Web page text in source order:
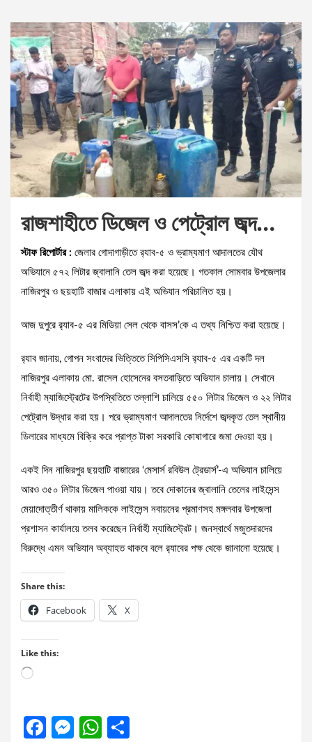
রাজশাহীতে ডিজেল ও পেট্রোল জব্দ…
স্টাফ রিপোর্টার : জেলার গোদাগাড়ীতে র‌্যাব-৫ ও ভ্রাম্যমাণ আদালতের যৌথ
অভিযানে ৫৭২ লিটার জ্বালানি তেল জব্দ করা হয়েছে। গতকাল সোমবার উপজেলার
নাজিরপুর ও ছয়হাটি বাজার এলাকায় এই অভিযান পরিচালিত হয়।
আজ দুপুরে র‌্যাব-৫ এর মিডিয়া সেল থেকে বাসস’কে এ তথ্য নিশ্চিত করা হয়েছে।
র‌্যাব জানায়, গোপন সংবাদের ভিত্তিতে সিপিসিএসসি র‌্যাব-৫ এর একটি দল
নাজিরপুর এলাকায় মো. রাসেল হোসেনের বসতবাড়িতে অভিযান চালায়। সেখানে
নির্বাহী ম্যাজিস্ট্রেটের উপস্থিতিতে তল্লাশি চালিয়ে ৫৫০ লিটার ডিজেল ও ২২ লিটার
পেট্রোল উদ্ধার করা হয়। পরে ভ্রাম্যমাণ আদালতের নির্দেশে জব্দকৃত তেল স্থানীয়
ডিলারের মাধ্যমে বিক্রি করে প্রাপ্ত টাকা সরকারি কোষাগারে জমা দেওয়া হয়।
একই দিন নাজিরপুর ছয়হাটি বাজারের ‘মেসার্স রবিউল ট্রেডার্স’-এ অভিযান চালিয়ে
আরও ৩৫০ লিটার ডিজেল পাওয়া যায়। তবে দোকানের জ্বালানি তেলের লাইসেন্স
মেয়াদোত্তীর্ণ থাকায় মালিককে লাইসেন্স নবায়নের প্রমাণসহ মঙ্গলবার উপজেলা
প্রশাসন কার্যালয়ে তলব করেছেন নির্বাহী ম্যাজিস্ট্রেট। জনস্বার্থে মজুতদারদের
বিরুদ্ধে এমন অভিযান অব্যাহত থাকবে বলে র‌্যাবের পক্ষ থেকে জানানো হয়েছে।
Share this:
Facebook X
Like this:
Loading…
F
M W